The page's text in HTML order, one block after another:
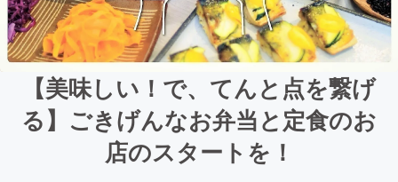
【美味しい！で、てんと点を繋げ
る】ごきげんなお弁当と定食のお
店のスタートを！